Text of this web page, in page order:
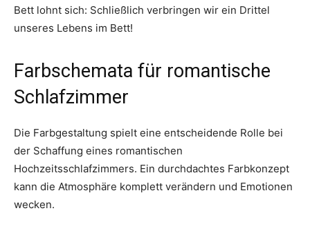
Bett lohnt sich: Schließlich verbringen wir ein Drittel
unseres Lebens im Bett!
Farbschemata für romantische
Schlafzimmer
Die Farbgestaltung spielt eine entscheidende Rolle bei
der Schaffung eines romantischen
Hochzeitsschlafzimmers. Ein durchdachtes Farbkonzept
kann die Atmosphäre komplett verändern und Emotionen
wecken.